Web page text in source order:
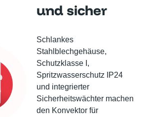
und sicher
Schlankes
Stahlblechgehäuse,
Schutzklasse I,
Spritzwasserschutz IP24
und integrierter
Sicherheitswächter machen
den Konvektor für